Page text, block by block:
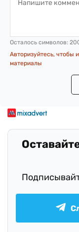
Осталось символов:
Авторизуйтесь, чтобы
материалы